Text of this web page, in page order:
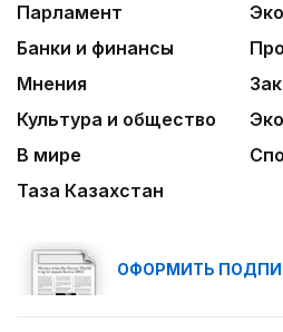
Парламент
Банки и финансы
Мнения
Культура и общество
В мире
Таза Казахстан
ОФОРМИТЬ